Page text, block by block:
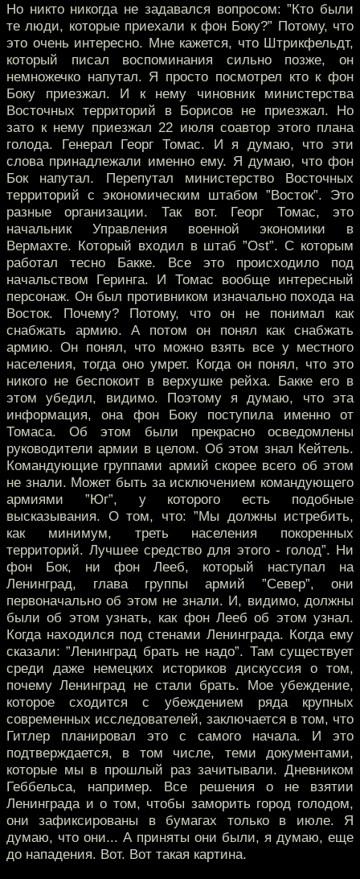
Но никто никогда не задавался вопросом: ”Кто были
те люди, которые приехали к фон Боку?” Потому, что
это очень интересно. Мне кажется, что Штрикфельдт,
который писал воспоминания сильно позже, он
немножечко напутал. Я просто посмотрел кто к фон
Боку приезжал. И к нему чиновник министерства
Восточных территорий в Борисов не приезжал. Но
зато к нему приезжал 22 июля соавтор этого плана
голода. Генерал Георг Томас. И я думаю, что эти
слова принадлежали именно ему. Я думаю, что фон
Бок напутал. Перепутал министерство Восточных
территорий с экономическим штабом ”Восток”. Это
разные организации. Так вот. Георг Томас, это
начальник Управления военной экономики в
Вермахте. Который входил в штаб ”Ost”. С которым
работал тесно Бакке. Все это происходило под
начальством Геринга. И Томас вообще интересный
персонаж. Он был противником изначально похода на
Восток. Почему? Потому, что он не понимал как
снабжать армию. А потом он понял как снабжать
армию. Он понял, что можно взять все у местного
населения, тогда оно умрет. Когда он понял, что это
никого не беспокоит в верхушке рейха. Бакке его в
этом убедил, видимо. Поэтому я думаю, что эта
информация, она фон Боку поступила именно от
Томаса. Об этом были прекрасно осведомлены
руководители армии в целом. Об этом знал Кейтель.
Командующие группами армий скорее всего об этом
не знали. Может быть за исключением командующего
армиями ”Юг”, у которого есть подобные
высказывания. О том, что: ”Мы должны истребить,
как минимум, треть населения покоренных
территорий. Лучшее средство для этого - голод”. Ни
фон Бок, ни фон Лееб, который наступал на
Ленинград, глава группы армий ”Север”, они
первоначально об этом не знали. И, видимо, должны
были об этом узнать, как фон Лееб об этом узнал.
Когда находился под стенами Ленинграда. Когда ему
сказали: ”Ленинград брать не надо”. Там существует
среди даже немецких историков дискуссия о том,
почему Ленинград не стали брать. Мое убеждение,
которое сходится с убеждением ряда крупных
современных исследователей, заключается в том, что
Гитлер планировал это с самого начала. И это
подтверждается, в том числе, теми документами,
которые мы в прошлый раз зачитывали. Дневником
Геббельса, например. Все решения о не взятии
Ленинграда и о том, чтобы заморить город голодом,
они зафиксированы в бумагах только в июле. Я
думаю, что они... А приняты они были, я думаю, еще
до нападения. Вот. Вот такая картина.